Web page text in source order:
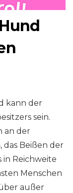
kann der
sein.
an der
das Beißen der
in Reichweite
Menschen
außer